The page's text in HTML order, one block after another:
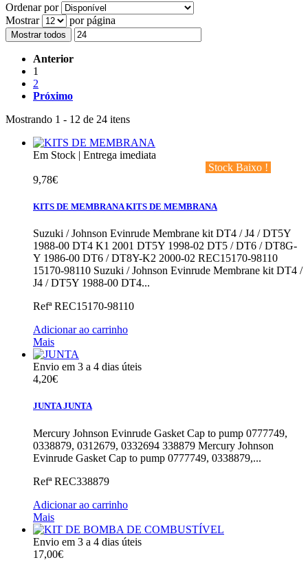
Ordenar por
Mostrar
por página
Mostrar todos
Anterior
1
2
Próximo
Mostrando 1 - 12 de 24 itens
Em Stock | Entrega imediata
‎ Stock Baixo !‎ ‎
9,78€
KITS DE MEMBRANA KITS DE MEMBRANA
Suzuki / Johnson Evinrude Membrane kit DT4 / J4 / DT5Y
1988-00 DT4 K1 2001 DT5Y 1998-02 DT5 / DT6 / DT8G-
Y 1986-00 DT6 / DT8Y-K2 2000-02 REC15170-98110
15170-98110 Suzuki / Johnson Evinrude Membrane kit DT4 /
J4 / DT5Y 1988-00 DT4...
RefªREC15170-98110
Adicionar ao carrinho
Mais
Envio em 3 a 4 dias úteis
4,20€
JUNTA JUNTA
Mercury Johnson Evinrude Gasket Cap to pump 0777749,
0338879, 0312679, 0332694 338879 Mercury Johnson
Evinrude Gasket Cap to pump 0777749, 0338879,...
RefªREC338879
Adicionar ao carrinho
Mais
Envio em 3 a 4 dias úteis
17,00€